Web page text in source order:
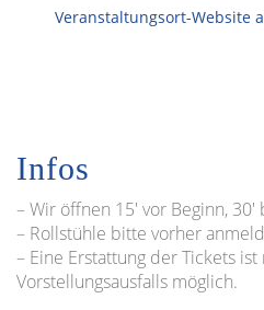
Veranstaltungsort-Website
Infos
– Wir öffnen 15′ vor Beginn,
– Rollstühle bitte vorher
– Eine Erstattung der Tickets
Vorstellungsausfalls möglich.